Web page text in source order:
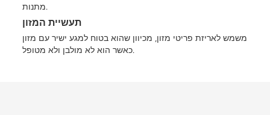
מתנות.
תעשיית המזון
משמש לאריזת פריטי מזון, מכיוון שהוא בטוח למגע ישיר עם מזון
כאשר הוא לא מולבן ולא מטופל.